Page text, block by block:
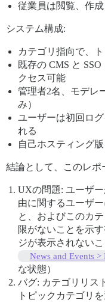
従業員は閲覧、作
システム構成:
カテゴリ指向で、
既存の CMS と
クセス可能
管理者2名、モデレ
み）
ユーザーは初回ロ
れる
自己ホスティング
結論として、このレポ
UXの問題: ユーザ
由に関するユーザ
と、およびこのカ
限がないことを示
ジが表示されない
News and Events >
な状態）
バグ: カテゴリリス
トピックカテゴリ